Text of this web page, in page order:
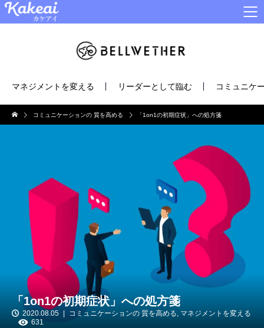
マネジメントを変える リーダーとして臨む コミュニケ
コミュニケーションの 質を高める 「1on1の初期症状」への処方箋
「1on1の初期症状」への処方箋
2020.08.05 コミュニケーションの 質を高める, マネジメントを変える
631